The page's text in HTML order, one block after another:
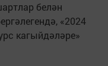
белән
«2024
кагыйдәләре»